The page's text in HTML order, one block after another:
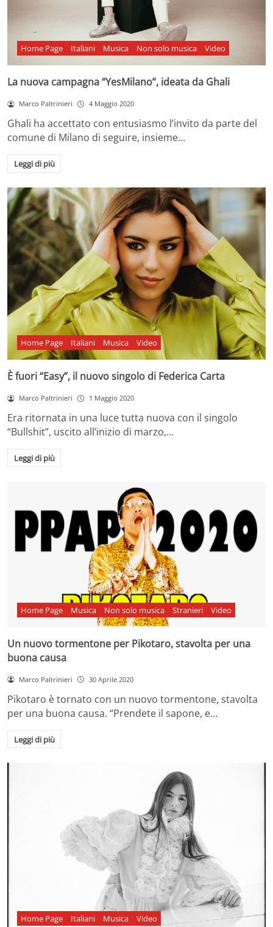
Home Page Italiani Musica Non solo musica Video
La nuova campagna “YesMilano”, ideata da Ghali
Marco Paltrinieri 4 Maggio 2020
Ghali ha accettato con entusiasmo l’invito da parte del
comune di Milano di seguire, insieme…
Leggi di più
Home Page Italiani Musica Video
È fuori “Easy”, il nuovo singolo di Federica Carta
Marco Paltrinieri 1 Maggio 2020
Era ritornata in una luce tutta nuova con il singolo
“Bullshit”, uscito all’inizio di marzo,…
Leggi di più
Home Page Musica Non solo musica Stranieri Video
Un nuovo tormentone per Pikotaro, stavolta per una
buona causa
Marco Paltrinieri 30 Aprile 2020
Pikotaro è tornato con un nuovo tormentone, stavolta
per una buona causa. “Prendete il sapone, e…
Leggi di più
Home Page Italiani Musica Video